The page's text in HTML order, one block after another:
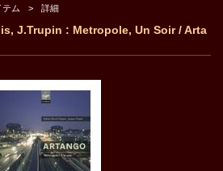
テム 詳細
J.Trupin : Metropole, Un Soir / Arta